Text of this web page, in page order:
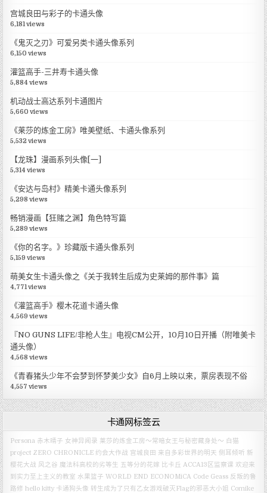
宫城良田与彩子的卡通头像
6,181 views
《鬼灭之刃》可爱另类卡通头像系列
6,150 views
灌篮高手-三井寿卡通头像
5,884 views
机动战士高达系列卡通图片
5,660 views
《莱莎的炼金工房》唯美壁纸、卡通头像系列
5,532 views
【龙珠】漫画系列头像[一]
5,314 views
《安达与岛村》精美卡通头像系列
5,298 views
畅销漫画【狂赌之渊】角色特写篇
5,289 views
《你的名字。》珍藏版卡通头像系列
5,159 views
萌美女生卡通头像之《关于我转生后成为史莱姆的那件事》篇
4,771 views
《灌篮高手》樱木花道卡通头像
4,569 views
『NO GUNS LIFE/非枪人生』电视CM公开，10月10日开播（附唯美卡
通头像）
4,568 views
《青春猪头少年不会梦到怀梦美少女》自6月上映以来，票房表现不俗
4,557 views
卡通网标签云
Persona 赤木晴子 女神异闻录 莱莎的炼金工房～常暗女王与秘密藏身处～ 白猫
project ZERO CHRONICLE 约会大作战 宫城良田 来自多彩世界的明天 侧耳倾听 新
樱花大战 风之谷 魔法科高校的劣等生 五等分的花嫁 比卡丘 ACCA13区监察课 欢迎来
到实力至上主义的教室 水果篮子 WORLD END ECONOMiCA Code Geass 反叛的鲁
路修 hello kitty 卡通狗头像 转生成为了只有乙女游戏破灭Flag的邪恶大小姐 Comike